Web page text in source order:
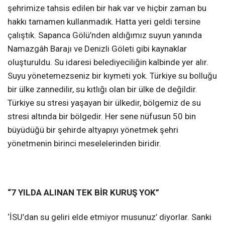
şehrimize tahsis edilen bir hak var ve hiçbir zaman bu
hakkı tamamen kullanmadık. Hatta yeri geldi tersine
çalıştık. Sapanca Gölü’nden aldığımız suyun yanında
Namazgâh Barajı ve Denizli Göleti gibi kaynaklar
oluşturuldu. Su idaresi belediyeciliğin kalbinde yer alır.
Suyu yönetemezseniz bir kıymeti yok. Türkiye su bolluğu
bir ülke zannedilir, su kıtlığı olan bir ülke de değildir.
Türkiye su stresi yaşayan bir ülkedir, bölgemiz de su
stresi altında bir bölgedir. Her sene nüfusun 50 bin
büyüdüğü bir şehirde altyapıyı yönetmek şehri
yönetmenin birinci meselelerinden biridir.
“7 YILDA ALINAN TEK BİR KURUŞ YOK”
‘İSU’dan su geliri elde etmiyor musunuz’ diyorlar. Sanki